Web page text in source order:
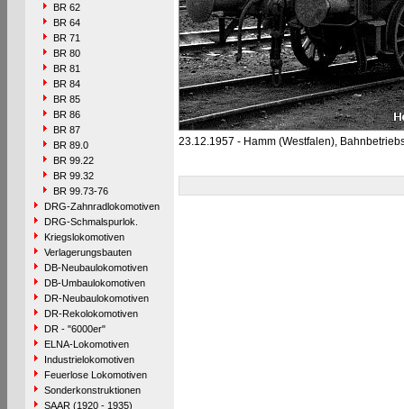
BR 62
BR 64
BR 71
BR 80
BR 81
BR 84
BR 85
BR 86
BR 87
BR 89.0
BR 99.22
BR 99.32
BR 99.73-76
DRG-Zahnradlokomotiven
DRG-Schmalspurlok.
Kriegslokomotiven
Verlagerungsbauten
DB-Neubaulokomotiven
DB-Umbaulokomotiven
DR-Neubaulokomotiven
DR-Rekolokomotiven
DR - "6000er"
ELNA-Lokomotiven
Industrielokomotiven
Feuerlose Lokomotiven
Sonderkonstruktionen
SAAR (1920 - 1935)
23.12.1957 - Hamm (Westfalen),